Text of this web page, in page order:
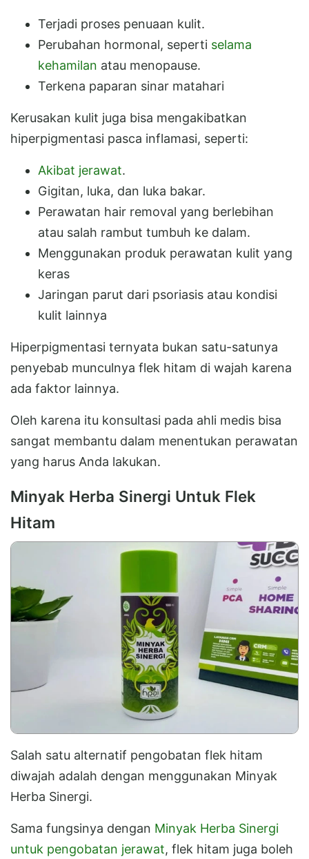
Terjadi proses penuaan kulit.
Perubahan hormonal, seperti selama
kehamilan atau menopause.
Terkena paparan sinar matahari
Kerusakan kulit juga bisa mengakibatkan
hiperpigmentasi pasca inflamasi, seperti:
Akibat jerawat.
Gigitan, luka, dan luka bakar.
Perawatan hair removal yang berlebihan
atau salah rambut tumbuh ke dalam.
Menggunakan produk perawatan kulit yang
keras
Jaringan parut dari psoriasis atau kondisi
kulit lainnya
Hiperpigmentasi ternyata bukan satu-satunya
penyebab munculnya flek hitam di wajah karena
ada faktor lainnya.
Oleh karena itu konsultasi pada ahli medis bisa
sangat membantu dalam menentukan perawatan
yang harus Anda lakukan.
Minyak Herba Sinergi Untuk Flek
Hitam
Salah satu alternatif pengobatan flek hitam
diwajah adalah dengan menggunakan Minyak
Herba Sinergi.
Sama fungsinya dengan Minyak Herba Sinergi
untuk pengobatan jerawat, flek hitam juga boleh